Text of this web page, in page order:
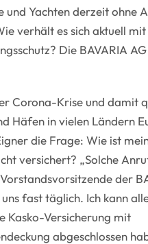
und Yachten derzeit ohne
verhält es sich aktuell
Die BAVARIA
Corona-Krise und damit
Häfen in vielen Ländern
die Frage: Wie ist
versichert? „Solche
der
fast täglich. Ich kann
Kasko-Versicherung mit
abgeschlossen